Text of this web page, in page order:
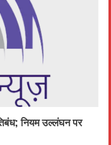
नियम उल्लंघन पर